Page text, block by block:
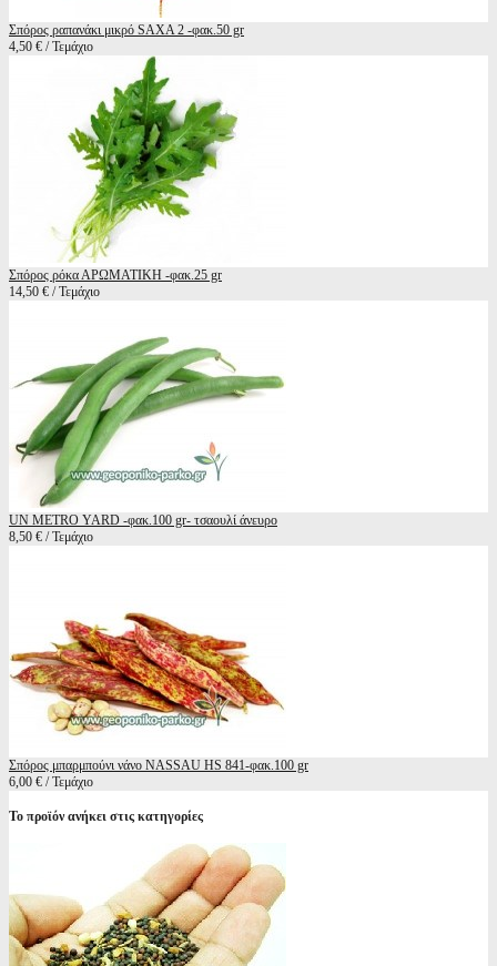
Σπόρος ραπανάκι μικρό SAXA 2 -φακ.50 gr
4,50 € / Τεμάχιο
Σπόρος ρόκα ΑΡΩΜΑΤΙΚΗ -φακ.25 gr
14,50 € / Τεμάχιο
UN METRO YARD -φακ.100 gr- τσαουλί άνευρο
8,50 € / Τεμάχιο
Σπόρος μπαρμπούνι νάνο NASSAU HS 841-φακ.100 gr
6,00 € / Τεμάχιο
Το προϊόν ανήκει στις κατηγορίες